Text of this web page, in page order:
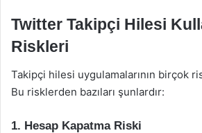
Twitter Takipçi Hilesi
Riskleri
Takipçi hilesi uygulamalarının birçok
Bu risklerden bazıları şunlardır:
1. Hesap Kapatma Riski